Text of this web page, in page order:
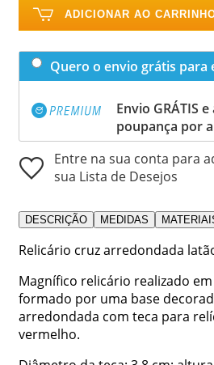
ADICIONAR AO
Quero o envio grátis para
Envio GRÁTIS
poupança por
Entre na sua conta para
sua Lista de Desejos
DESCRIÇÃO MEDIDAS
Relicário cruz arredondada
Magnífico relicário realizado
formado por uma base
arredondada com teca para
vermelho.